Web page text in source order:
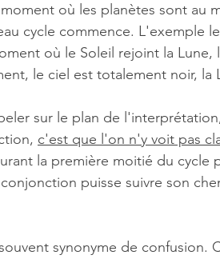
où les planètes sont au
cycle commence. L'exemple
où le Soleil rejoint la
le ciel est totalement noir,
sur le plan de
c'est que l'on n'y voit pas
la première moitié du cycle
puisse suivre son
synonyme de confusion.